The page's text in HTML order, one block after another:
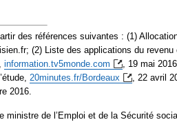
des références suivantes : (1)
(2) Liste des applications du
information.tv5monde.com
, 19 mai
20minutes.fr/Bordeaux
, 22 avril
2016.
ministre de l’Emploi et de la Sécurité